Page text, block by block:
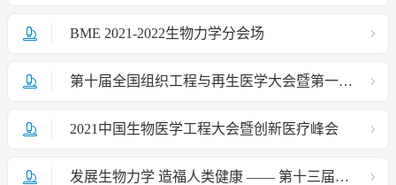
BME 2021-2022生物力学分会场
第十届全国组织工程与再生医学大会暨第一届全国再生医学产业“星星之火”创业大赛（第一轮通知）
2021中国生物医学工程大会暨创新医疗峰会
发展生物力学 造福人类健康 —— 第十三届全国生物力学学术会议在贵阳成功召开